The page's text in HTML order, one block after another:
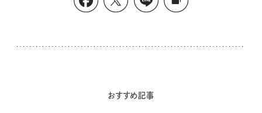
おすすめ記事